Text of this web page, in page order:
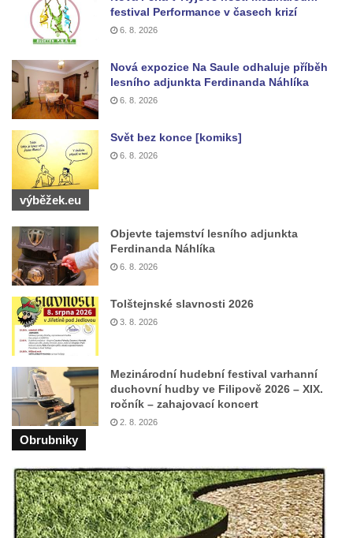
kultury Střelnice v Rumburku
Pamětní deska Josefa Srba Debrnova na
Pamětní deska čestným občanům města na
hřbitově v Kralupech nad Vltavou
Pamětní deska Julia Loria na židovském
hřbitově v Českém Krumlově
Pamětní deska Ignaze Spiro na židovském
hřbitově v Českém Krumlově
Pamětní deska Františka Meixnera před
obecním úřadem v Prysku
Pamětní deska Carlu Franzi Ballemu na
domě čp. 437 v ulici Slovanka ve Cvikově
Pamětní deska Michala Třetiny na domě v
Ostruhové ulici čp. 62/1 v Mělníku
Pamětní deska povodně 2002 na kapli v
Brozánkách
Pamětní deska mostu Josefa Straky v
Mělníku
Pamětní deska Františka Xavera Parče na
Duchcově
Pamětní deska Františka Heilmanna na faře
na náměstí Republiky v Duchcově
festival Performance v časech krizí
6. 8. 2026
Nová expozice Na Saule odhaluje příběh
lesního adjunkta Ferdinanda Náhlíka
6. 8. 2026
Svět bez konce [komiks]
6. 8. 2026
výběžek.eu
Objevte tajemství lesního adjunkta
Ferdinanda Náhlíka
6. 8. 2026
Tolštejnské slavnosti 2026
3. 8. 2026
Mezinárodní hudební festival varhanní
duchovní hudby ve Filipově 2026 – XIX.
ročník – zahajovací koncert
2. 8. 2026
Obrubniky